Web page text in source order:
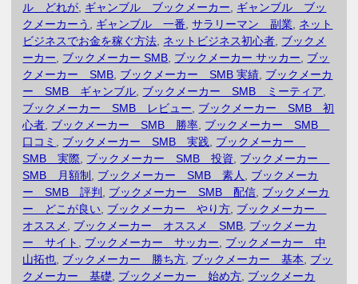
ル どれが ギャンブル ブックメーカー
ギャンブル ブッ
クメーカーう
ギャンブル 一番 ,サラリーマン 副業 ネット
ビジネスでお金を稼ぐ方法 ネットビジネス初心者 ブックメ
ーカー
ブックメーカー SMB ブックメーカー サッカー
ブッ
クメーカー SMB ブックメーカー SMB 実績 ブックメーカ
ー SMB ギャンブル ブックメーカー SMB ミーティア
ブックメーカー SMB レビュー
ブックメーカー SMB 初
心者 ブックメーカー SMB 勝率 ブックメーカー SMB
口コミ
ブックメーカー SMB 実践
ブックメーカー
SMB 実際
ブックメーカー SMB 投資
ブックメーカー
SMB 月額制
ブックメーカー SMB 素人
ブックメーカ
ー SMB 評判
ブックメーカー SMB 配信 ブックメーカ
ー どこが良い ブックメーカー やり方 ブックメーカー
オススメ
ブックメーカー オススメ SMB ブックメーカ
ー サイト
ブックメーカー サッカー
ブックメーカー 中
山拓也 ブックメーカー 勝ち方 ブックメーカー 基本
ブッ
クメーカー 基礎
ブックメーカー 始め方 ブックメーカ